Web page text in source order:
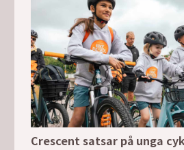
Crescent satsar på unga